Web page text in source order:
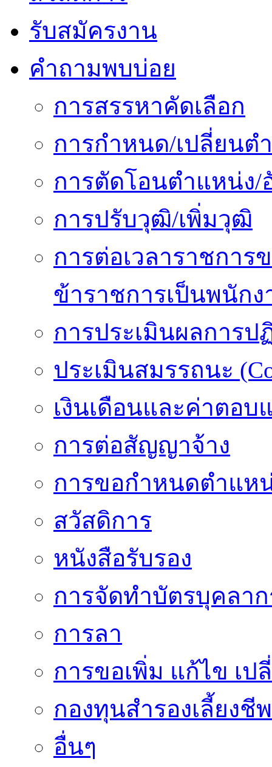
รับสมัครงาน
คำถามพบบ่อย
การสรรหาคัดเลือก
การกำหนด/เปลี่ยนต
การตัดโอนตำแหน่ง/
การปรับวุฒิ/เพิ่มวุฒิ
การต่อเวลาราชการ
ข้าราชการเป็นพนักง
การประเมินผลการป
ประเมินสมรรถนะ
เงินเดือนและค่าตอบ
การต่อสัญญาจ้าง
การขอกำหนดตำแห
สวัสดิการ
หนังสือรับรอง
การจัดทำบัตรบุคลา
การลา
การขอเพิ่ม แก้ไข เ
กองทุนสำรองเลี้ยงชีพ
อื่นๆ